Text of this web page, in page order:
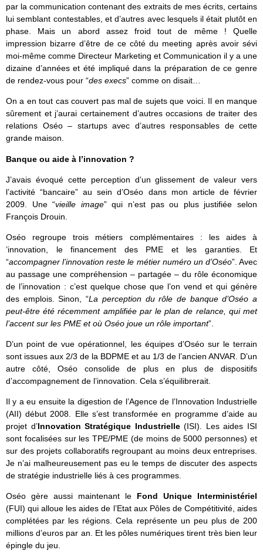
par la communication contenant des extraits de mes écrits, certains
lui semblant contestables, et d’autres avec lesquels il était plutôt en
phase. Mais un abord assez froid tout de même ! Quelle
impression bizarre d’être de ce côté du meeting après avoir sévi
moi-même comme Directeur Marketing et Communication il y a une
dizaine d’années et été impliqué dans la préparation de ce genre
de rendez-vous pour “des execs” comme on disait…
On a en tout cas couvert pas mal de sujets que voici. Il en manque
sûrement et j’aurai certainement d’autres occasions de traiter des
relations Oséo – startups avec d’autres responsables de cette
grande maison.
Banque ou aide à l’innovation ?
J’avais évoqué cette perception d’un glissement de valeur vers
l’activité “bancaire” au sein d’Oséo dans mon article de février
2009. Une “vieille image” qui n’est pas ou plus justifiée selon
François Drouin.
Oséo regroupe trois métiers complémentaires : les aides à
’innovation, le financement des PME et les garanties. Et
“accompagner l’innovation reste le métier numéro un d’Oséo”. Avec
au passage une compréhension – partagée – du rôle économique
de l’innovation : c’est quelque chose que l’on vend et qui génère
des emplois. Sinon, “La perception du rôle de banque d’Oséo a
peut-être été récemment amplifiée par le plan de relance, qui met
l’accent sur les PME et où Oséo joue un rôle important”.
D’un point de vue opérationnel, les équipes d’Oséo sur le terrain
sont issues aux 2/3 de la BDPME et au 1/3 de l’ancien ANVAR. D’un
autre côté, Oséo consolide de plus en plus de dispositifs
d’accompagnement de l’innovation. Cela s’équilibrerait.
Il y a eu ensuite la digestion de l’Agence de l’Innovation Industrielle
(AII) début 2008. Elle s’est transformée en programme d’aide au
projet d’Innovation Stratégique Industrielle(ISI). Les aides ISI
sont focalisées sur les TPE/PME (de moins de 5000 personnes) et
sur des projets collaboratifs regroupant au moins deux entreprises.
Je n’ai malheureusement pas eu le temps de discuter des aspects
de stratégie industrielle liés à ces programmes.
Oséo gère aussi maintenant le Fond Unique Interministériel
(FUI) qui alloue les aides de l’Etat aux Pôles de Compétitivité, aides
complétées par les régions. Cela représente un peu plus de 200
millions d’euros par an. Et les pôles numériques tirent très bien leur
épingle du jeu.